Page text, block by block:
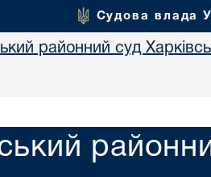
Судова влада
районний суд